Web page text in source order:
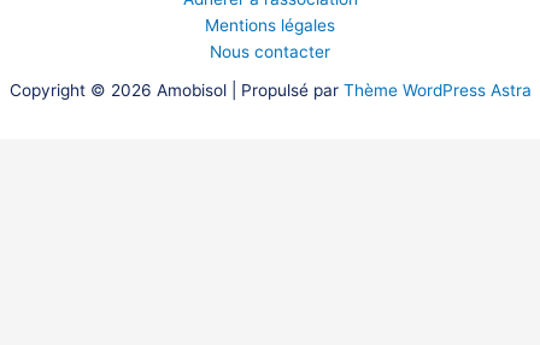
Mentions légales
Nous contacter
Copyright © 2026 Amobisol | Propulsé par Thème WordPress Astra